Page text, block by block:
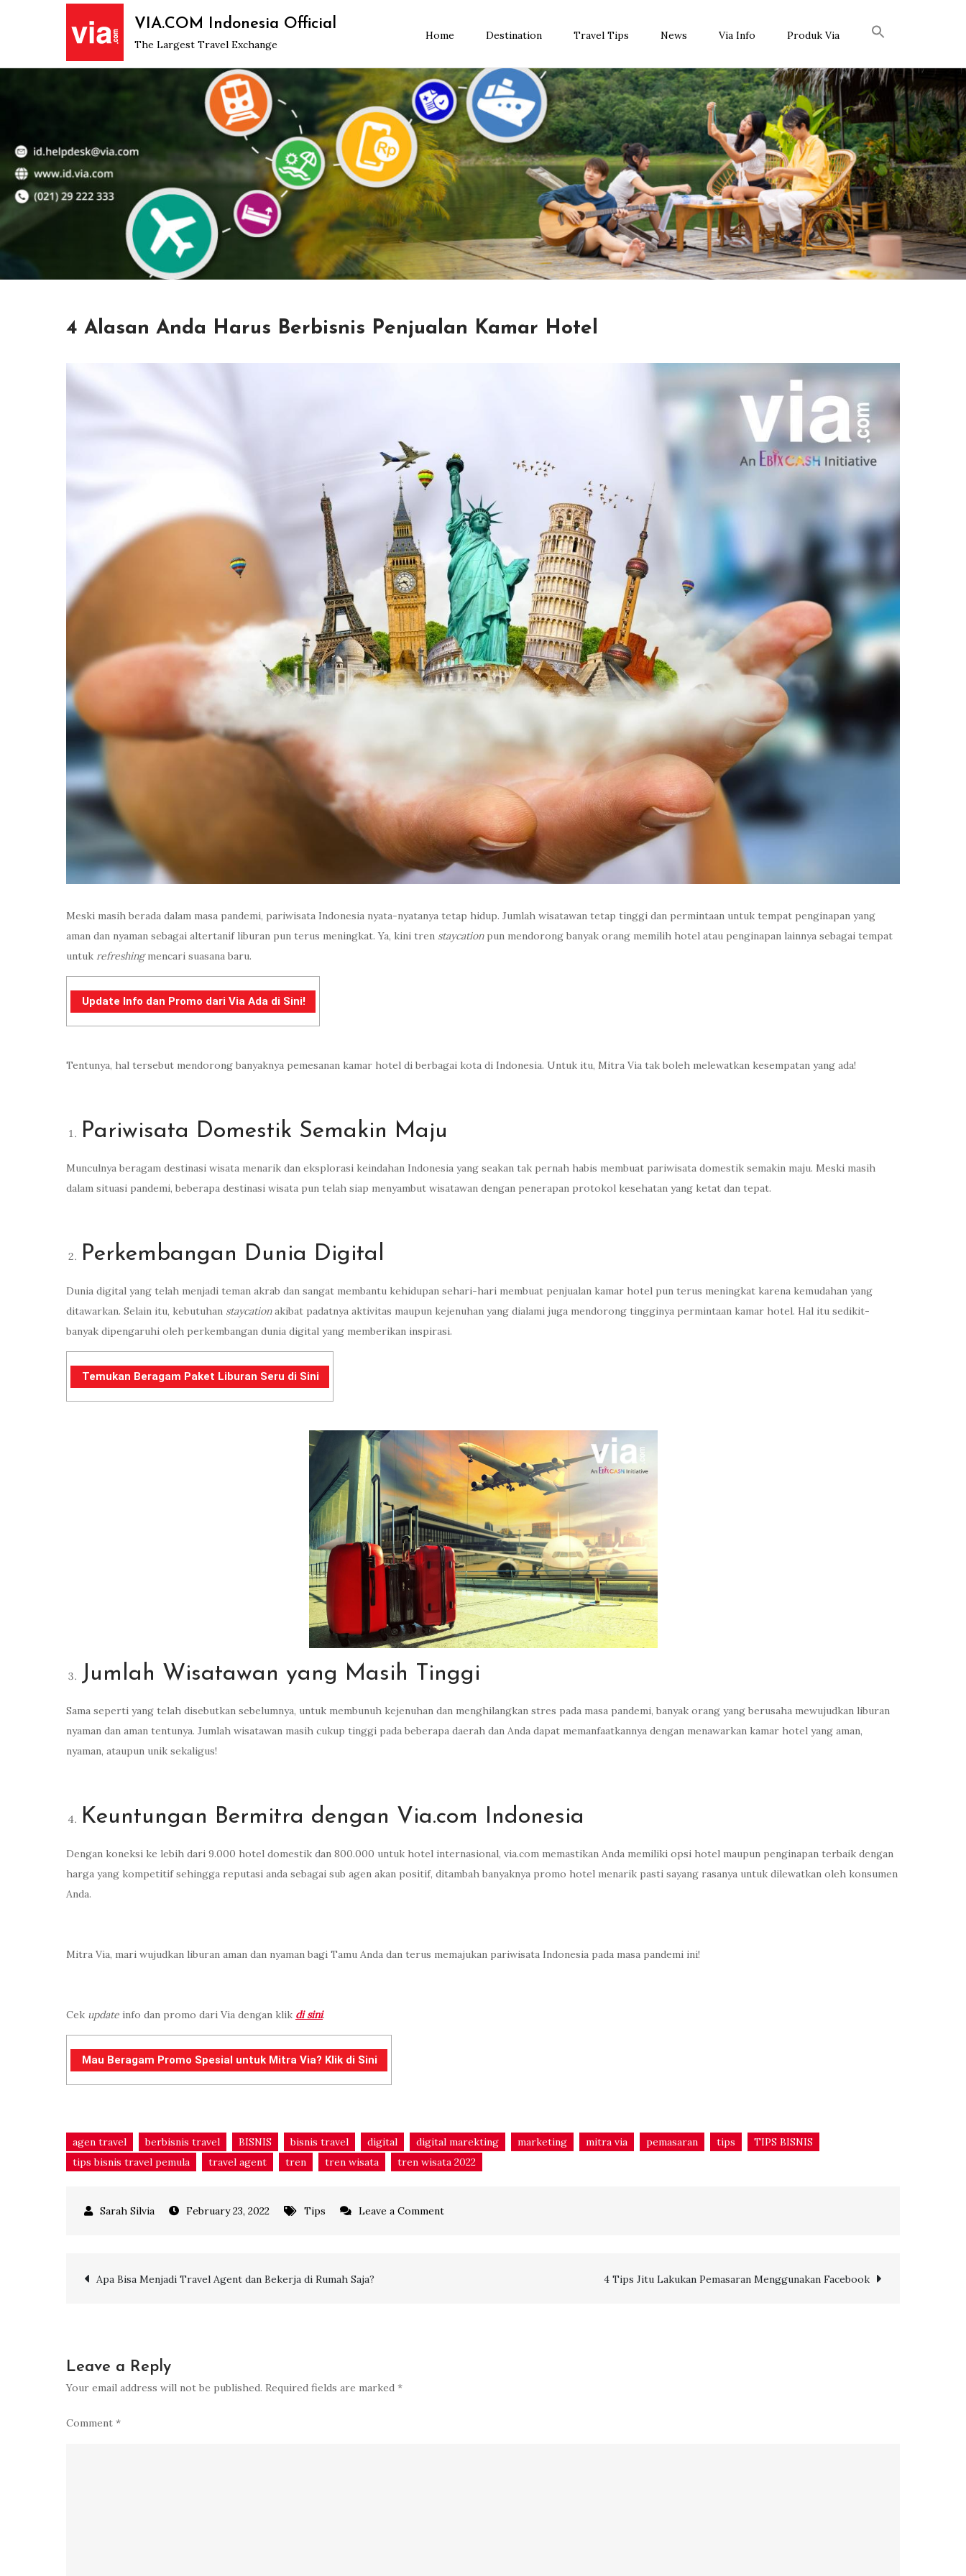
VIA.COM Indonesia Official
The Largest Travel Exchange
Home Destination Travel Tips News Via Info Produk Via
4 Alasan Anda Harus Berbisnis Penjualan Kamar Hotel
Meski masih berada dalam masa pandemi, pariwisata Indonesia nyata-nyatanya tetap hidup. Jumlah wisatawan tetap tinggi dan permintaan untuk tempat penginapan yang
aman dan nyaman sebagai altertanif liburan pun terus meningkat. Ya, kini tren staycation pun mendorong banyak orang memilih hotel atau penginapan lainnya sebagai tempat
untuk refreshingmencari suasana baru.
Update Info dan Promo dari Via Ada di Sini!
Tentunya, hal tersebut mendorong banyaknya pemesanan kamar hotel di berbagai kota di Indonesia. Untuk itu, Mitra Via tak boleh melewatkan kesempatan yang ada!
Pariwisata Domestik Semakin Maju
Munculnya beragam destinasi wisata menarik dan eksplorasi keindahan Indonesia yang seakan tak pernah habis membuat pariwisata domestik semakin maju. Meski masih
dalam situasi pandemi, beberapa destinasi wisata pun telah siap menyambut wisatawan dengan penerapan protokol kesehatan yang ketat dan tepat.
Perkembangan Dunia Digital
Dunia digital yang telah menjadi teman akrab dan sangat membantu kehidupan sehari-hari membuat penjualan kamar hotel pun terus meningkat karena kemudahan yang
ditawarkan. Selain itu, kebutuhan staycationakibat padatnya aktivitas maupun kejenuhan yang dialami juga mendorong tingginya permintaan kamar hotel. Hal itu sedikit-
banyak dipengaruhi oleh perkembangan dunia digital yang memberikan inspirasi.
Temukan Beragam Paket Liburan Seru di Sini
Jumlah Wisatawan yang Masih Tinggi
Sama seperti yang telah disebutkan sebelumnya, untuk membunuh kejenuhan dan menghilangkan stres pada masa pandemi, banyak orang yang berusaha mewujudkan liburan
nyaman dan aman tentunya. Jumlah wisatawan masih cukup tinggi pada beberapa daerah dan Anda dapat memanfaatkannya dengan menawarkan kamar hotel yang aman,
nyaman, ataupun unik sekaligus!
Keuntungan Bermitra dengan Via.com Indonesia
Dengan koneksi ke lebih dari 9.000 hotel domestik dan 800.000 untuk hotel internasional, via.com memastikan Anda memiliki opsi hotel maupun penginapan terbaik dengan
harga yang kompetitif sehingga reputasi anda sebagai sub agen akan positif, ditambah banyaknya promo hotel menarik pasti sayang rasanya untuk dilewatkan oleh konsumen
Anda.
Mitra Via, mari wujudkan liburan aman dan nyaman bagi Tamu Anda dan terus memajukan pariwisata Indonesia pada masa pandemi ini!
Cek update info dan promo dari Via dengan klik di sini.
Mau Beragam Promo Spesial untuk Mitra Via? Klik di Sini
agen travel berbisnis travel BISNIS bisnis travel digital digital marekting marketing mitra via pemasaran tips
TIPS BISNIS
tips bisnis travel pemula
travel agent tren tren wisata tren wisata 2022
February 23, 2022 Tips Leave a Commenton
Post
Apa Bisa Menjadi Travel Agent dan Bekerja di Rumah Saja? 4 Tips Jitu Lakukan Pemasaran Menggunakan Facebook
Leave a Reply
Your email address will not be published. Required fields are marked *
Comment *